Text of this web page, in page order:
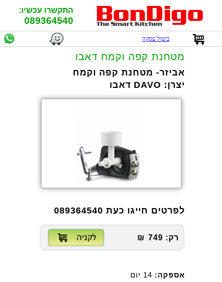
התקשרו עכשיו:
089364540
ביטול עסקה
מטחנת קפה וקמח דאבו
יצרן: DAVO דאבו
אביזר- מטחנת קפה וקמח
לפרטים חייגו כעת 089364540
אספקה: 14 יום
רק: 749
₪